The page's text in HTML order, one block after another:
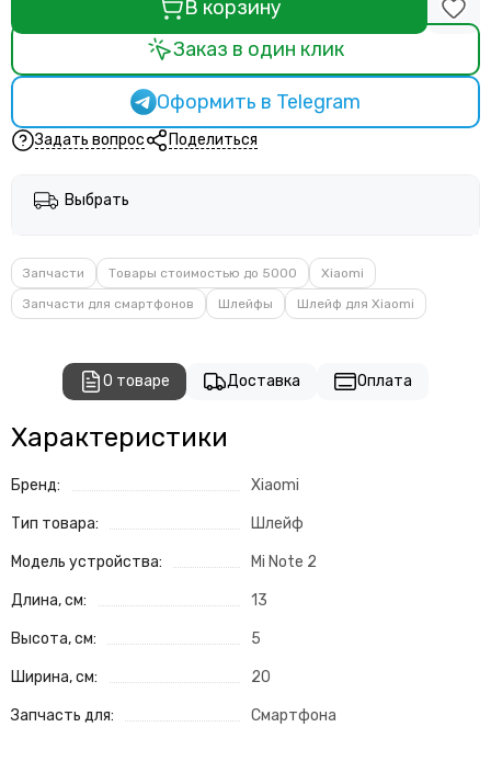
В корзину
Заказ в один клик
Оформить в Telegram
Задать вопрос Поделиться
Выбрать
Запчасти Товары стоимостью до 5000
Xiaomi
Запчасти для смартфонов
Шлейфы Шлейф для Xiaomi
О товаре Доставка Оплата
Характеристики
Бренд: Xiaomi
Тип товара: Шлейф
Модель устройства: Mi Note 2
Длина, см: 13
Высота, см: 5
Ширина, см: 20
Запчасть для: Смартфона